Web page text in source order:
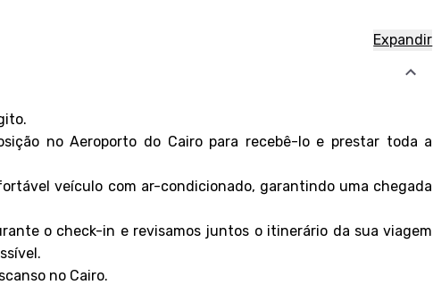
Expandir
no Aeroporto do Cairo para recebê-lo e prestar toda a
veículo com ar-condicionado, garantindo uma chegada
o check-in e revisamos juntos o itinerário da sua viagem
no Cairo.